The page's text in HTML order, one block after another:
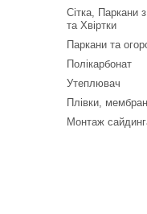
Сітка, Паркани
та Хвіртки
Паркани та
Полікарбонат
Утеплювач
Плівки,
Монтаж